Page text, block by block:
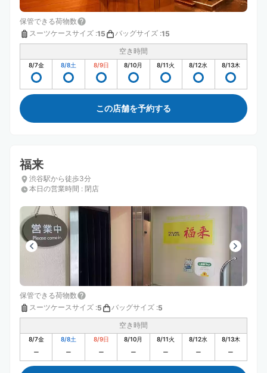
保管できる荷物数
スーツケースサイズ :15 バッグサイズ :15
空き時間
8/7金 8/8土 8/9日 8/10月 8/11火 8/12水 8/13木
この店舗を予約する
福来
渋谷駅から徒歩3分
本日の営業時間 : 閉店
保管できる荷物数
スーツケースサイズ :5 バッグサイズ :5
空き時間
8/7金 8/8土 8/9日 8/10月 8/11火 8/12水 8/13木